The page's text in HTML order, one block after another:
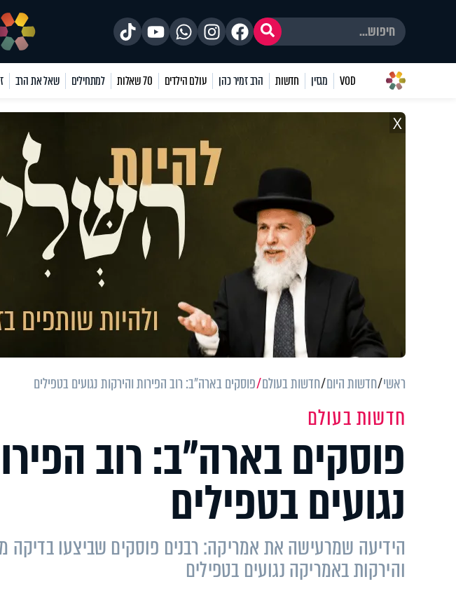
VOD מגזין חדשות הרב זמיר כהן עולם הילדים 70 שאלות למתחילים שאל את הרב
X
ראשי חדשות היום חדשות בעולם פוסקים בארה"ב: רוב הפירות והירקות נגועים בטפילים
חדשות בעולם
פוסקים בארה"ב: רוב
נגועים בטפילים
הידיעה שמרעישה את אמריקה: רבנים פוסקים שביצעו בדיקה
והירקות באמריקה נגועים בטפילים